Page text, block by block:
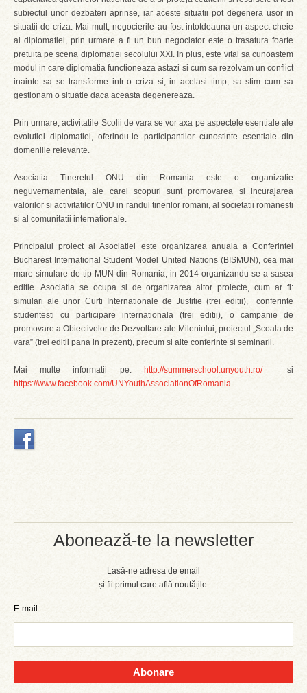
Abonează-te la newsletter
Lasă-ne adresa de email
și fii primul care află noutățile.
E-mail:
Abonare
subiectul unor dezbateri aprinse, iar aceste situatii pot degenera usor in
situatii de criza. Mai mult, negocierile au fost intotdeauna un aspect cheie
al diplomatiei, prin urmare a fi un bun negociator este o trasatura foarte
pretuita pe scena diplomatiei secolului XXI. In plus, este vital sa cunoastem
modul in care diplomatia functioneaza astazi si cum sa rezolvam un conflict
inainte sa se transforme intr-o criza si, in acelasi timp, sa stim cum sa
gestionam o situatie daca aceasta degenereaza.
Prin urmare, activitatile Scolii de vara se vor axa pe aspectele esentiale ale
evolutiei diplomatiei, oferindu-le participantilor cunostinte esentiale din
domeniile relevante.
Asociatia Tineretul ONU din Romania este o organizatie
neguvernamentala, ale carei scopuri sunt promovarea si incurajarea
valorilor si activitatilor ONU in randul tinerilor romani, al societatii romanesti
si al comunitatii internationale.
Principalul proiect al Asociatiei este organizarea anuala a Conferintei
Bucharest International Student Model United Nations (BISMUN), cea mai
mare simulare de tip MUN din Romania, in 2014 organizandu-se a sasea
editie. Asociatia se ocupa si de organizarea altor proiecte, cum ar fi:
simulari ale unor Curti Internationale de Justitie (trei editii), conferinte
studentesti cu participare internationala (trei editii), o campanie de
promovare a Obiectivelor de Dezvoltare ale Mileniului, proiectul „Scoala de
vara” (trei editii pana in prezent), precum si alte conferinte si seminarii.
Mai multe informatii pe: http://summerschool.unyouth.ro/si
https://www.facebook.com/UNYouthAssociationOfRomania